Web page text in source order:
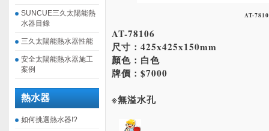
SUNCUE三久太陽能熱
水器目錄
三久太陽能熱水器性能
安全太陽能熱水器施工
案例
熱水器
如何挑選熱水器!?
AT-
AT-78106
尺寸：425x425x150mm
顏色：白色
牌價：$7000
※無溢水孔